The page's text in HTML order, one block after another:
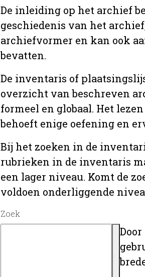
De inleiding op het archief
geschiedenis van het
archiefvormer en kan ook
bevatten.
De inventaris of
overzicht van beschreven
formeel en globaal. Het
behoeft enige oefening en
Bij het zoeken in de
rubrieken in de inventaris
een lager niveau. Komt de
voldoen onderliggende
Zoek